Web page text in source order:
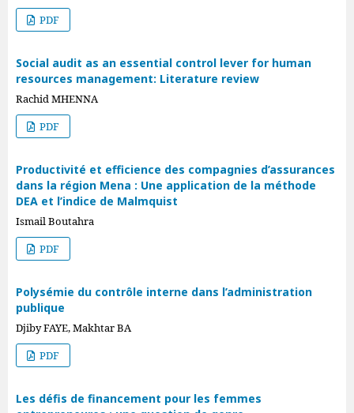
PDF
Social audit as an essential control lever for human
resources management: Literature review
Rachid MHENNA
PDF
Productivité et efficience des compagnies d’assurances
dans la région Mena : Une application de la méthode
DEA et l’indice de Malmquist
Ismail Boutahra
PDF
Polysémie du contrôle interne dans l’administration
publique
Djiby FAYE, Makhtar BA
PDF
Les défis de financement pour les femmes